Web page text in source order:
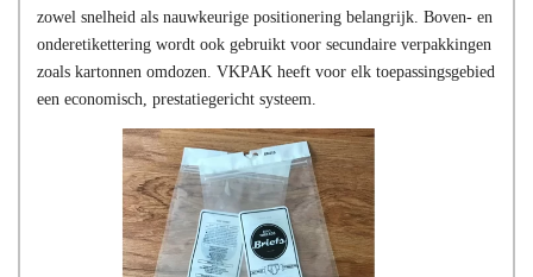
zowel snelheid als nauwkeurige positionering belangrijk. Boven- en
onderetikettering wordt ook gebruikt voor secundaire verpakkingen
zoals kartonnen omdozen. VKPAK heeft voor elk toepassingsgebied
een economisch, prestatiegericht systeem.